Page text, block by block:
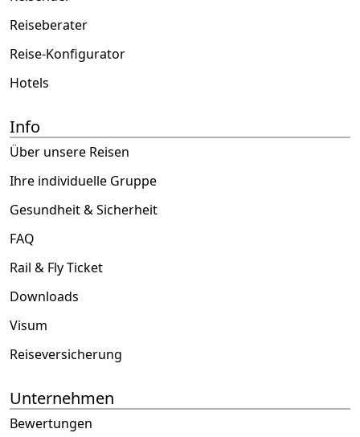
Reiseberater
Reise-Konfigurator
Hotels
Info
Über unsere Reisen
Ihre individuelle Gruppe
Gesundheit & Sicherheit
FAQ
Rail & Fly Ticket
Downloads
Visum
Reiseversicherung
Unternehmen
Bewertungen